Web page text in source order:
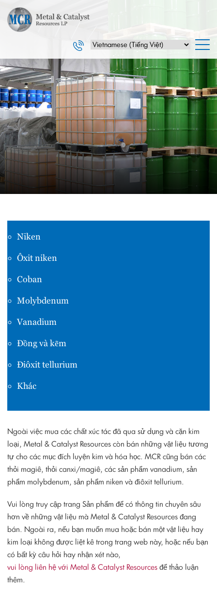
Niken
Ôxit niken
Coban
Molybdenum
Vanadium
Đồng và kẽm
Điôxit tellurium
Khác
Ngoài việc mua các chất xúc tác đã qua sử dụng và cặn kim
loại, Metal & Catalyst Resources còn bán những vật liệu tương
tự cho các mục đích luyện kim và hóa học. MCR cũng bán các
thỏi magiê, thỏi canxi/magiê, các sản phẩm vanadium, sản
phẩm molybdenum, sản phẩm niken và điôxit tellurium.
Vui lòng truy cập trang Sản phẩm để có thông tin chuyên sâu
hơn về những vật liệu mà Metal & Catalyst Resources đang
bán. Ngoài ra, nếu bạn muốn mua hoặc bán một vật liệu hay
kim loại không được liệt kê trong trang web này, hoặc nếu bạn
có bất kỳ câu hỏi hay nhận xét nào,
vui lòng liên hệ với Metal & Catalyst Resources để thảo luận
thêm.